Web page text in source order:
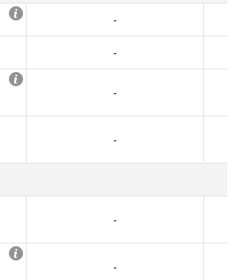
-
-
-
-
-
-